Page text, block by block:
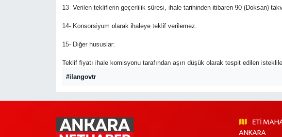
13- Verilen tekliflerin geçerlilik süresi, ihale tarihinden itibaren 90 (Doksan)
14- Konsorsiyum olarak ihaleye teklif verilemez.
15- Diğer hususlar:
Teklif fiyatı ihale komisyonu tarafından aşırı düşük olarak tespit edilen
#ilangovtr
ETİ
ANKARA